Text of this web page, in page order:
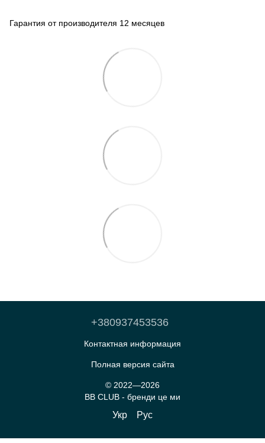
Гарантия от производителя 12 месяцев
+380937453536
Контактная информация
Полная версия сайта
© 2022—2026
BB CLUB - бренди це ми
Укр Рус